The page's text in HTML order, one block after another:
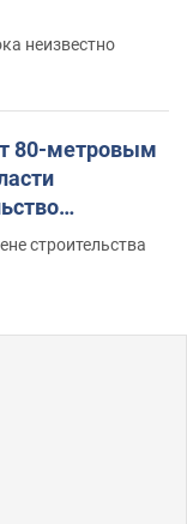
неизвестно
80-метровым
строительства